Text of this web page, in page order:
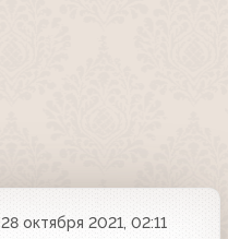
28 октября 2021, 02:11